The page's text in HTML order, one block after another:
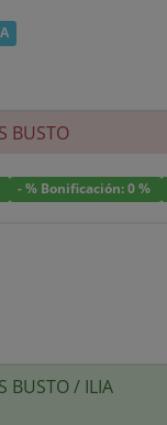
BUSTO
- % Bonificación: 0 %
BUSTO/ ILIA